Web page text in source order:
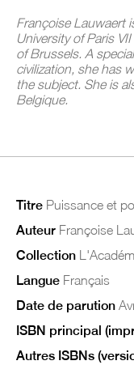
Françoise Lauwaert
University of Paris
of Brussels. A
civilization, she has
the subject. She is
Belgique.
Titre Puissance et
Auteur Françoise
Collection
Langue Français
Date de parution
ISBN principal
Autres ISBNs